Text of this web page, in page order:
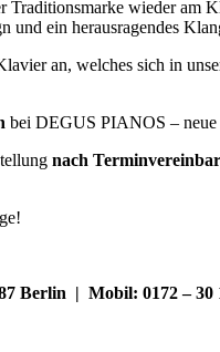
Traditionsmarke wieder
und ein herausragendes
an, welches sich in
bei DEGUS PIANOS – neue
nach
Berlin | Mobil: 0172 – 30